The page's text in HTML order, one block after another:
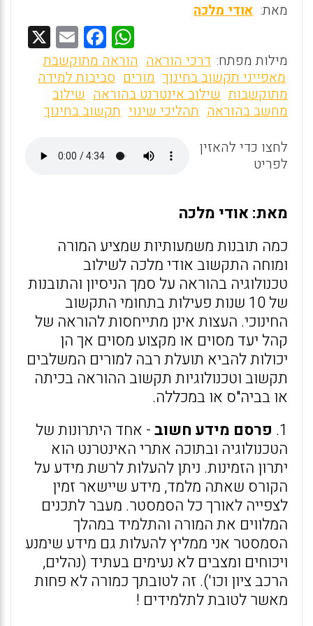
מאת: אודי מלכה
W
h
at
s
A
p
F
a
ce
b
o
o
k
E
m
ai
l
מילות מפתח: דרכי הוראה הוראה מתוקשבת
מאפייני תקשוב בחינוך מורים סביבות למידה
מתוקשבות שילוב אינטרנט בהוראה שילוב
מחשב בהוראה תהליכי שינוי תקשוב בחינוך
לחצו כדי להאזין
לפריט
מאת: אודי מלכה
כמה תובנות משמעותיות שמציע המורה
ומוחה התקשוב אודי מלכה לשילוב
טכנולוגיה בהוראה על סמך הניסיון והתובנות
של 10 שנות פעילות בתחומי התקשוב
החינוכי. העצות אינן מתייחסות להוראה של
קהל יעד מסוים או מקצוע מסוים אך הן
יכולות להביא תועלת רבה למורים המשלבים
תקשוב וטכנולוגיות תקשוב ההוראה בכיתה
או בביה"ס או במכללה.
1. פרסם מידע חשוב- אחד היתרונות של
הטכנולוגיה ובתוכה אתרי האינטרנט הוא
יתרון הזמינות. ניתן להעלות לרשת מידע על
הקורס שאתה מלמד, מידע שיישאר זמין
לצפייה לאורך כל הסמסטר. מעבר לתכנים
המלווים את המורה והתלמיד במהלך
הסמסטר אני ממליץ להעלות גם מידע שימנע
ויכוחים ומצבים לא נעימים בעתיד (נהלים,
הרכב ציון וכו'). זה לטובתך כמורה לא פחות
מאשר לטובת לתלמידים !